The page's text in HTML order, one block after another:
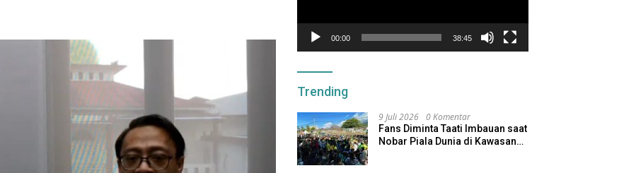
00:00 38:45
Trending
9 Juli 2026 0 Komentar
Fans Diminta Taati Imbauan saat
Nobar Piala Dunia di Kawasan